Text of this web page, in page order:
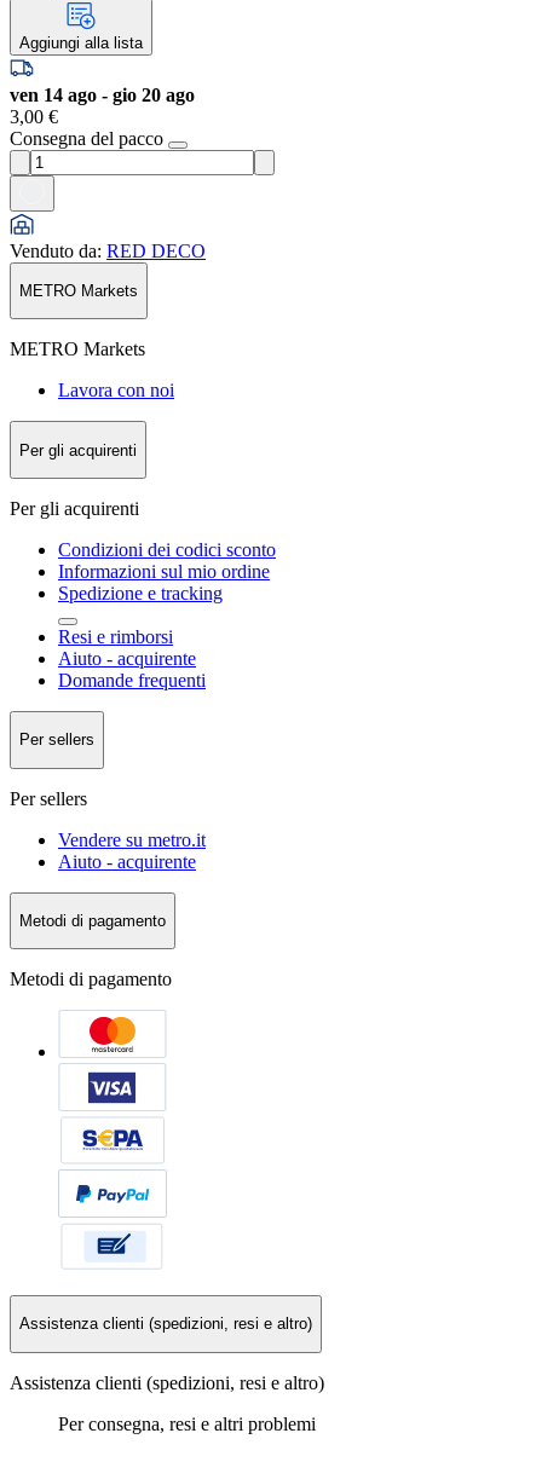
Aggiungi alla lista
ven 14 ago - gio 20 ago
3,00 €
Consegna del pacco
Venduto da: RED DECO
METRO Markets
METRO Markets
Lavora con noi
Per gli acquirenti
Per gli acquirenti
Condizioni dei codici sconto
Informazioni sul mio ordine
Spedizione e tracking
Resi e rimborsi
Aiuto - acquirente
Domande frequenti
Per sellers
Per sellers
Vendere su metro.it
Aiuto - acquirente
Metodi di pagamento
Metodi di pagamento
Assistenza clienti (spedizioni, resi e altro)
Assistenza clienti (spedizioni, resi e altro)
Per consegna, resi e altri problemi